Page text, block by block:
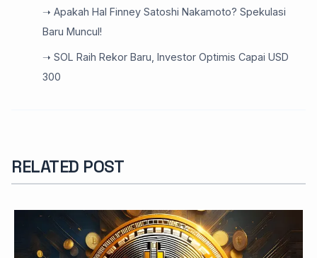
➝ Apakah Hal Finney Satoshi Nakamoto? Spekulasi
Baru Muncul!
➝ SOL Raih Rekor Baru, Investor Optimis Capai USD
300
RELATED POST